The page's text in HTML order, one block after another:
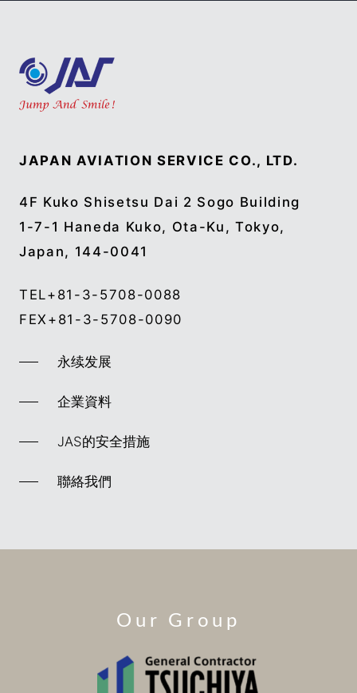
JAPAN AVIATION SERVICE CO., LTD.
4F Kuko Shisetsu Dai 2 Sogo Building
1-7-1 Haneda Kuko, Ota-Ku, Tokyo,
Japan, 144-0041
TEL+81-3-5708-0088
FEX +81-3-5708-0090
永续发展
企業資料
JAS的安全措施
聯絡我們
Our Group